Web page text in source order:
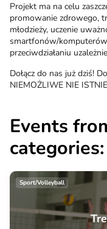
Projekt ma na celu
promowanie zdrowego,
młodzieży, uczenie
smartfonów/
przeciwdziałaniu
Dołącz do nas już dziś!
NIEMOŻLIWE NIE
Events
categories:
Sport/Volleyball